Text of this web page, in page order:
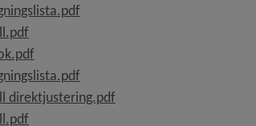
, 79.6 kB, öppnas i nytt fönster.
, 152.6 kB, öppnas i nytt fönster.
, 1.9 MB, öppnas i nytt fönster.
, 83.6 kB, öppnas i nytt fönster.
direktjustering.pdf, 37.2 kB, öppnas i nytt
, 51.4 kB, öppnas i nytt fönster.